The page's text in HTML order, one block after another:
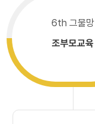
6th 그물망
조부모교육